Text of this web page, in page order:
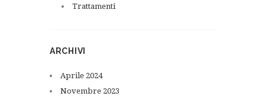
Trattamenti
ARCHIVI
Aprile 2024
Novembre 2023